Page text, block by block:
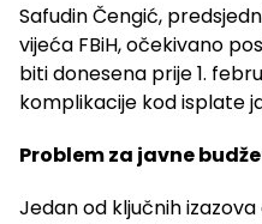
Safudin Čengić,
vijeća FBiH, očekivano
biti donesena prije 1.
komplikacije kod isplate
Problem za javne
Jedan od ključnih